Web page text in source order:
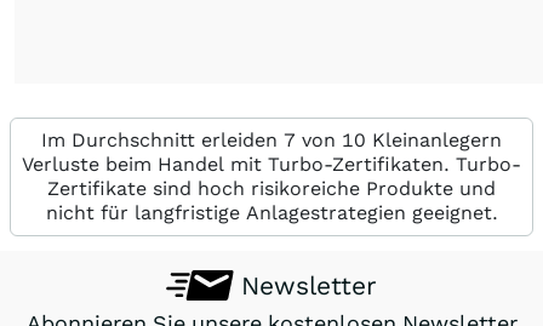
Im Durchschnitt erleiden 7 von 10 Kleinanlegern
Verluste beim Handel mit Turbo-Zertifikaten. Turbo-
Zertifikate sind hoch risikoreiche Produkte und
nicht für langfristige Anlagestrategien geeignet.
Newsletter